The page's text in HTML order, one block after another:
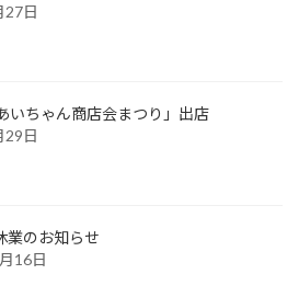
27日
いちゃん商店会まつり」出店
29日
業のお知らせ
16日